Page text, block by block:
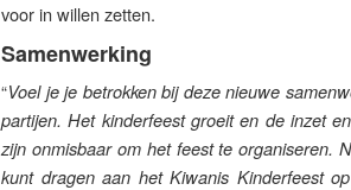
voor in willen zetten.
Samenwerking
“Voel je je betrokken bij deze nieuwe
partijen. Het kinderfeest groeit en de inzet
zijn onmisbaar om het feest te organiseren.
kunt dragen aan het Kiwanis Kinderfeest